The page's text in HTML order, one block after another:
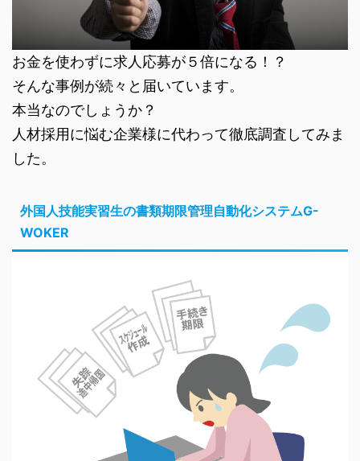
お金を使わずに求人応募が５倍になる！？
そんな事例が続々と届いています。
本当なのでしょうか？
人材採用に悩む企業様に代わって徹底調査してみま
した。
外国人技能実習生の書類期限管理自動化システムG-
WOKER